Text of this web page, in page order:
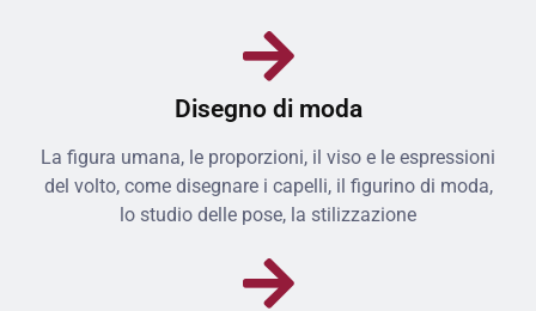
Disegno di moda
La figura umana, le proporzioni, il viso e le espressioni
del volto, come disegnare i capelli, il figurino di moda,
lo studio delle pose, la stilizzazione